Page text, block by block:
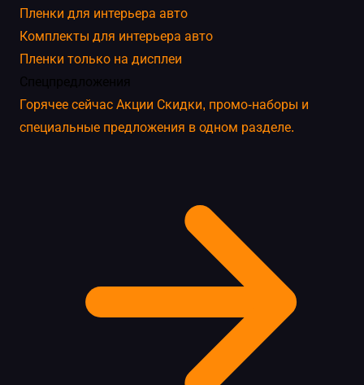
Пленки для интерьера авто
Комплекты для интерьера авто
Пленки только на дисплеи
Горячее сейчас Акции Скидки, промо-наборы и
специальные предложения в одном разделе.